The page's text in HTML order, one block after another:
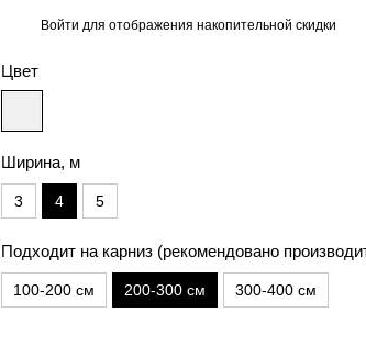
Войти для отображения накопительной скидки
Цвет
Ширина, м
3 4 5
Подходит на карниз (рекомендовано
100-200 см 200-300 см 300-400 см